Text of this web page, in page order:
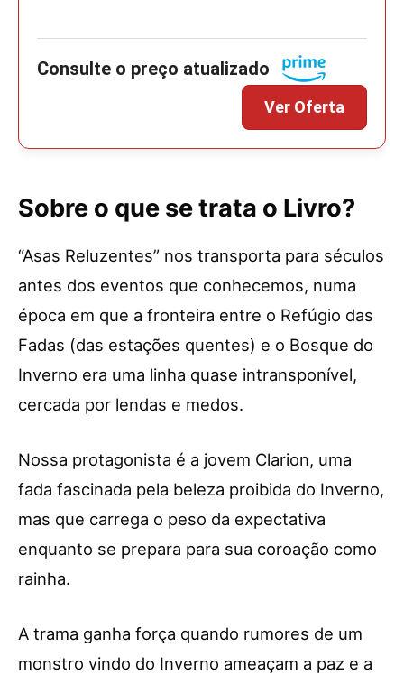
Sobre o que se trata o Livro?
“Asas Reluzentes” nos transporta para séculos
antes dos eventos que conhecemos, numa
época em que a fronteira entre o Refúgio das
Fadas (das estações quentes) e o Bosque do
Inverno era uma linha quase intransponível,
cercada por lendas e medos.
Nossa protagonista é a jovem Clarion, uma
fada fascinada pela beleza proibida do Inverno,
mas que carrega o peso da expectativa
enquanto se prepara para sua coroação como
rainha.
A trama ganha força quando rumores de um
monstro vindo do Inverno ameaçam a paz e a